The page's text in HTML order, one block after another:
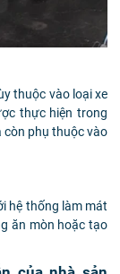
thuộc vào loại xe
thực hiện trong
còn phụ thuộc vào
hệ thống làm mát
ăn mòn hoặc tạo